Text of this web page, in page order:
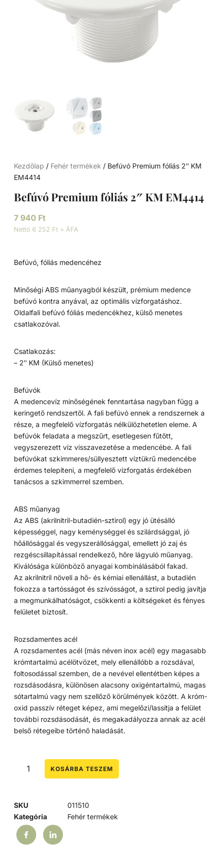
Kezdőlap / Fehér termékek / Befúvó Premium fóliás 2″ KM
EM4414
Befúvó Premium fóliás 2″ KM EM4414
7 940 Ft
Nettó 6 252 Ft + ÁFA
Befúvó, fóliás medencéhez
Minőségi ABS műanyagból készült, prémium medence
befúvó kontra anyával, az optimális vízforgatáshoz.
Oldalfali befúvó fóliás medencékhez, külső menetes
csatlakozóval.
Csatlakozás:
– 2″ KM (Külső menetes)
Befúvók
A medencevíz minőségének fenntartása nagyban függ a
keringető rendszertől. A fali befúvó ennek a rendszernek a
része, a megfelelő vízforgatás nélkülözhetetlen eleme. A
befúvók feladata a megszűrt, esetlegesen fűtőtt,
vegyszerezett víz visszavezetése a medencébe. A fali
befúvókat szkimmeres/süllyesztett víztükrű medencébe
érdemes telepíteni, a megfelelő vízforgatás érdekében
tanácsos a szkimmerrel szemben.
ABS műanyag
Az ABS (akrilnitril-butadién-sztirol) egy jó ütésálló
képességgel, nagy keménységgel és szilárdsággal, jó
hőállósággal és vegyszerállósággal, emellett jó zaj és
rezgéscsillapítással rendelkező, hőre lágyuló műanyag.
Kiválósága különböző anyagai kombinálásából fakad.
Az akrilnitril növeli a hő- és kémiai ellenállást, a butadién
fokozza a tartósságot és szívósságot, a sztirol pedig javítja
a megmunkálhatóságot, csökkenti a költségeket és fényes
felületet biztosít.
Rozsdamentes acél
A rozsdamentes acél (más néven inox acél) egy magasabb
krómtartalmú acélötvözet, mely ellenállóbb a rozsdával,
foltosodással szemben, de a nevével ellentétben képes a
rozsdásodásra, különösen alacsony oxigéntartalmú, magas
sótartalmú vagy nem szellőző körülmények között. A króm-
oxid passzív réteget képez, ami megelőzi/lassítja a felület
további rozsdásodását, és megakadályozza annak az acél
belső rétegeibe történő haladását.
KOSÁRBA TESZEM
SKU
011510
Kategória
Fehér termékek